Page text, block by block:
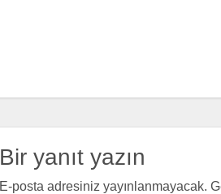
Bir yanıt yazın
E-posta adresiniz yayınlanmayacak.